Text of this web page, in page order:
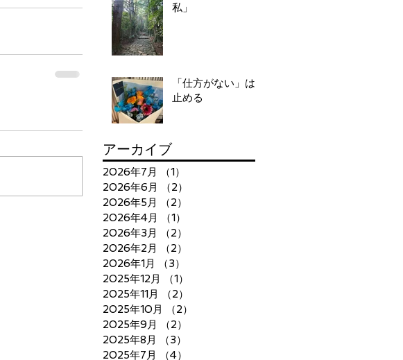
私」
「仕方がない」は
止める
アーカイブ
2026年7月 （1）
2026年6月
（2）
2026年5月
（2）
2026年4月
（1）
2026年3月
（2）
2026年2月
（2）
2026年1月
（3）
2025年12月
（1）
2025年11月
（2）
2025年10月
（2）
2025年9月
（2）
2025年8月
（3）
2025年7月
（4）